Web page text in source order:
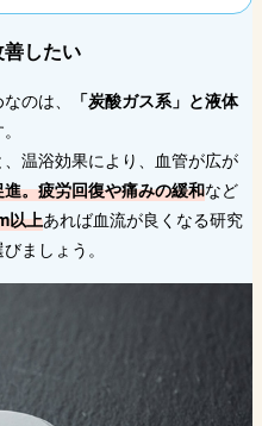
したい
のは、
「炭酸ガス系」と液体
温浴効果により、血管が広が
。疲労回復や痛みの緩和など
以上あれば血流が良くなる研究
ましょう。